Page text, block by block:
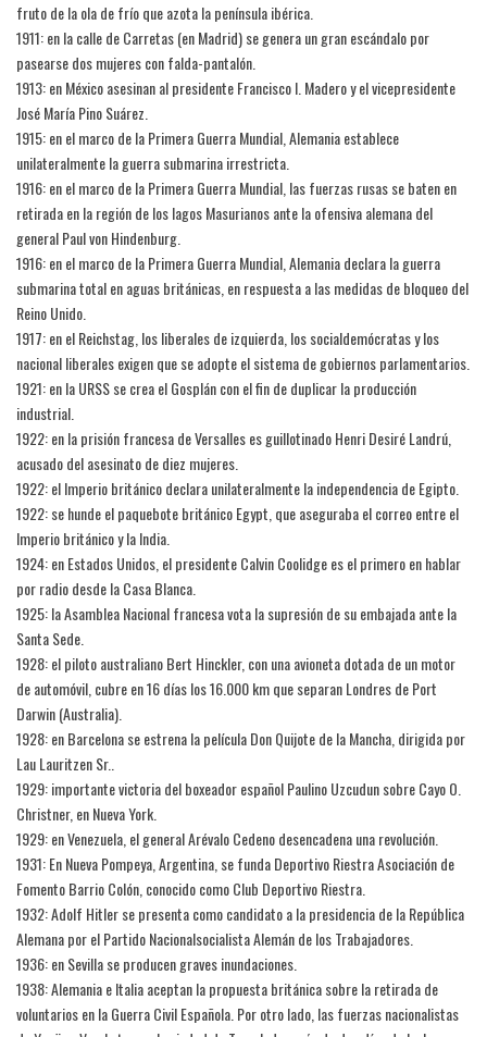
fruto de la ola de frío que azota la península ibérica.
1911: en la calle de Carretas (en Madrid) se genera un gran escándalo por
pasearse dos mujeres con falda-pantalón.
1913: en México asesinan al presidente Francisco I. Madero y el vicepresidente
José María Pino Suárez.
1915: en el marco de la Primera Guerra Mundial, Alemania establece
unilateralmente la guerra submarina irrestricta.
1916: en el marco de la Primera Guerra Mundial, las fuerzas rusas se baten en
retirada en la región de los lagos Masurianos ante la ofensiva alemana del
general Paul von Hindenburg.
1916: en el marco de la Primera Guerra Mundial, Alemania declara la guerra
submarina total en aguas británicas, en respuesta a las medidas de bloqueo del
Reino Unido.
1917: en el Reichstag, los liberales de izquierda, los socialdemócratas y los
nacional liberales exigen que se adopte el sistema de gobiernos parlamentarios.
1921: en la URSS se crea el Gosplán con el fin de duplicar la producción
industrial.
1922: en la prisión francesa de Versalles es guillotinado Henri Desiré Landrú,
acusado del asesinato de diez mujeres.
1922: el Imperio británico declara unilateralmente la independencia de Egipto.
1922: se hunde el paquebote británico Egypt, que aseguraba el correo entre el
Imperio británico y la India.
1924: en Estados Unidos, el presidente Calvin Coolidge es el primero en hablar
por radio desde la Casa Blanca.
1925: la Asamblea Nacional francesa vota la supresión de su embajada ante la
Santa Sede.
1928: el piloto australiano Bert Hinckler, con una avioneta dotada de un motor
de automóvil, cubre en 16 días los 16.000 km que separan Londres de Port
Darwin (Australia).
1928: en Barcelona se estrena la película Don Quijote de la Mancha, dirigida por
Lau Lauritzen Sr..
1929: importante victoria del boxeador español Paulino Uzcudun sobre Cayo O.
Christner, en Nueva York.
1929: en Venezuela, el general Arévalo Cedeno desencadena una revolución.
1931: En Nueva Pompeya, Argentina, se funda Deportivo Riestra Asociación de
Fomento Barrio Colón, conocido como Club Deportivo Riestra.
1932: Adolf Hitler se presenta como candidato a la presidencia de la República
Alemana por el Partido Nacionalsocialista Alemán de los Trabajadores.
1936: en Sevilla se producen graves inundaciones.
1938: Alemania e Italia aceptan la propuesta británica sobre la retirada de
voluntarios en la Guerra Civil Española. Por otro lado, las fuerzas nacionalistas